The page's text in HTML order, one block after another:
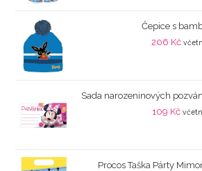
Čepice s
206 Kč
Sada narozeninových
109 Kč
Procos Taška Párty